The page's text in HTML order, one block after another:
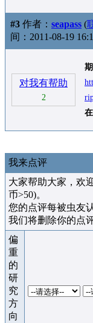
#3 作者： seapass (
间：2011-08-19
对我有帮助
2
我来点评
大家帮助大家，欢
币>50)。
您的点评每被虫友
我们将删除你的点
偏
重
的
研
究
方
向